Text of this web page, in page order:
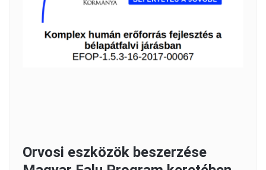
Orvosi eszközök beszerzése